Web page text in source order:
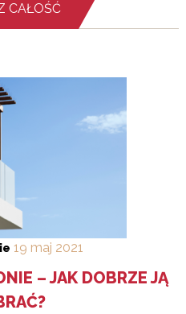
CAŁOŚĆ
19 maj 2021
– JAK DOBRZE JĄ